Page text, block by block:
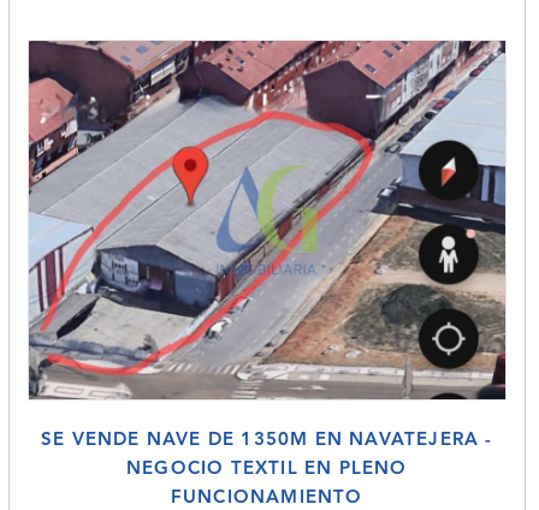
SE VENDE NAVE DE 1350M EN NAVATEJERA -
NEGOCIO TEXTIL EN PLENO
FUNCIONAMIENTO